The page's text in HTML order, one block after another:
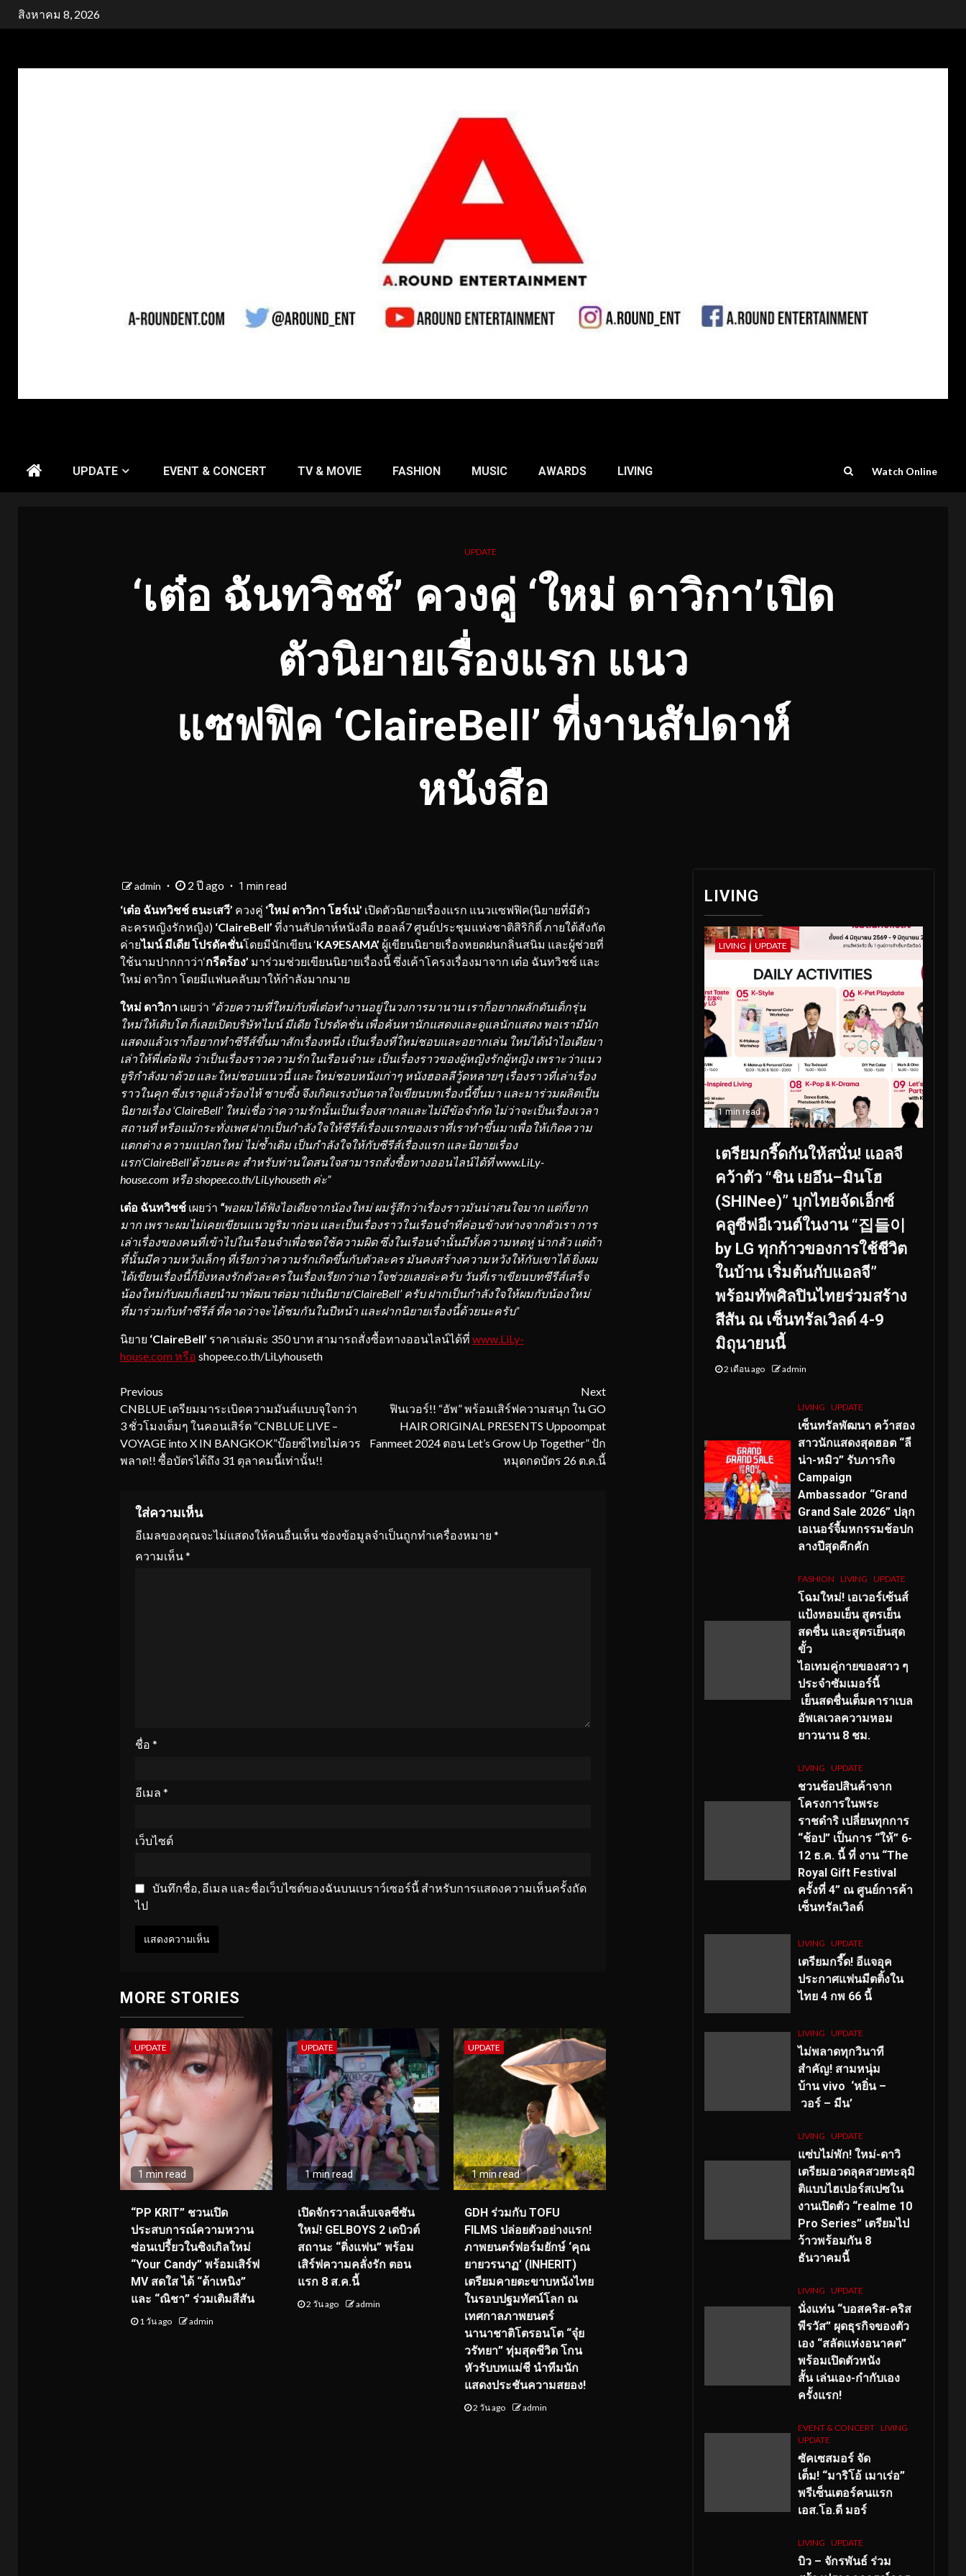
Skipสิงหาคม 8, 2026
UPDATE EVENT & CONCERT TV & MOVIE FASHION MUSIC AWARDS LIVING Watch Online
UPDATE
‘เต๋อ ฉันทวิชช์’ ควงคู่ ‘ใหม่ ดาวิกา’เปิด
ตัวนิยายเรื่องแรก แนว
แซฟฟิค ‘ClaireBell’ ที่งานสัปดาห์
หนังสือ
admin 2 ปี ago 1 min read
‘เต๋อ ฉันทวิชช์ ธนะเสวี’ ควงคู่ ‘ใหม่ ดาวิกา โฮร์เน่’ เปิดตัวนิยายเรื่องแรก แนวแซฟฟิค(นิยายที่มีตัว
ละครหญิงรักหญิง) ‘ClaireBell’ ที่งานสัปดาห์หนังสือ ฮอลล์7 ศูนย์ประชุมแห่งชาติสิริกิติ์ ภายใต้สังกัด
ค่ายไมน์ มีเดีย โปรดัคชั่นโดยมีนักเขียน‘KA9ESAMA’ ผู้เขียนนิยายเรื่องหยดฝนกลิ่นสนิม และผู้ช่วยที่
ใช้นามปากกาว่า‘กรีดร้อง’ มาร่วมช่วยเขียนนิยายเรื่องนี้ ซึ่งเค้าโครงเรื่องมาจาก เต๋อ ฉันทวิชช์ และ
ใหม่ ดาวิกา โดยมีแฟนคลับมาให้กำลังมากมาย
ใหม่ ดาวิกาเผยว่า “ด้วยความที่ใหม่กับพี่เต๋อทำงานอยู่ในวงการมานาน เราก็อยากผลักดันเด็กรุ่น
ใหม่ให้เติบโต ก็เลยเปิดบริษัทไมน์ มีเดีย โปรดัคชั่นเพื่อค้นหานักแสดงและดูแลนักแสดง พอเรามีนัก
แสดงแล้วเราก็อยากทำซีรีส์ขึ้นมาสักเรื่องหนึ่ง เป็นเรื่องที่ใหม่ชอบและอยากเล่น ใหม่ได้นำไอเดียมา
เล่าให้พี่เต๋อฟัง ว่าเป็นเรื่องราวความรักในเรือนจำนะ เป็นเรื่องราวของผู้หญิงรักผู้หญิง เพราะว่าแนว
ยูริกำลังมาด้วย และใหม่ชอบแนวนี้ และใหม่ชอบหนังเก่าๆ หนังฮอลลีวู้ดหลายๆ เรื่องราวที่เล่าเรื่อง
ราวในคุกซึ่งเราดูแล้วร้องไห้ ซาบซึ้งจึงเกิดแรงบันดาลใจเขียนบทเรื่องนี้ขึ้นมา และมาร่วมผลิตเป็น
นิยายเรื่อง‘ClaireBell’ใหม่เชื่อว่าความรักนั้นเป็นเรื่องสากลและไม่มีข้อจำกัด ไม่ว่าจะเป็นเรื่องเวลา
สถานที่ หรือแม้กระทั่งเพศฝากเป็นกำลังใจให้ซีรีส์เรื่องแรกของเราที่เราทำขึ้นมาเพื่อให้เกิดความ
แตกต่าง ความแปลกใหม่ ไม่ซ้ำเดิมเป็นกำลังใจให้กับซีรีส์เรื่องแรก และนิยายเรื่อง
แรก‘ClaireBell’ด้วยนะคะ สำหรับท่านใดสนใจสามารถสั่งซื้อทางออนไลน์ได้ที่www.LiLy-
house.com หรือshopee.co.th/LiLyhousethค่ะ”
เต๋อ ฉันทวิชช์ เผยว่า “พอผมได้ฟังไอเดียจากน้องใหม่ ผมรู้สึกว่าเรื่องราวมันน่าสนใจมาก แต่ก็ยาก
มาก เพราะผมไม่เคยเขียนแนวยูริมาก่อน และเป็นเรื่องราวในเรือนจำที่ค่อนข้างห่างจากตัวเรา การ
เล่าเรื่องของคนที่เข้าไปในเรือนจำเพื่อชดใช้ความผิด ซึ่งในเรือนจำนั้นมีทั้งความหดหู่ น่ากลัว แต่ถ้า
ที่นั้นมีความหวังเล็กๆ ที่เรียกว่าความรักเกิดขึ้นกับตัวละคร มันคงสร้างความหวังให้กับเขาได้ ยิ่งผม
ได้เขียนเรื่องนี้ก็ยิ่งหลงรักตัวละครในเรื่องเรียกว่าเอาใจช่วยเลยล่ะครับ วันที่เราเขียนบทซีรีส์เสร็จ
น้องใหม่กับผมก็เลยนำมาพัฒนาต่อมาเป้นนิยาย‘ClaireBell’ครับ ฝากเป็นกำลังใจให้ผมกับน้องใหม่
ที่มาร่วมกับทำซีรีส์ ที่คาดว่าจะได้ชมกันในปีหน้า และฝากนิยายเรื่องนี้ด้วยนะครับ”
นิยาย ‘ClaireBell’ ราคาเล่มล่ะ 350 บาท สามารถสั่งซื้อทางออนไลน์ได้ที่ www.LiLy-
house.com หรือ shopee.co.th/LiLyhouseth
Continue
Reading
Previous
CNBLUE เตรียมมาระเบิดความมันส์แบบจุใจกว่า
3 ชั่วโมงเต็มๆ ในคอนเสิร์ต “CNBLUE LIVE –
VOYAGE into X IN BANGKOK”บ๊อยซ์ไทยไม่ควร
พลาด!! ซื้อบัตรได้ถึง 31 ตุลาคมนี้เท่านั้น!!
Next
ฟินเวอร์!! “อัพ” พร้อมเสิร์ฟความสนุก ใน GO
HAIR ORIGINAL PRESENTS Uppoompat
Fanmeet 2024 ตอน Let’s Grow Up Together” ปัก
หมุดกดบัตร 26 ต.ค.นี้
ใส่ความเห็น
อีเมลของคุณจะไม่แสดงให้คนอื่นเห็น ช่องข้อมูลจำเป็นถูกทำเครื่องหมาย *
ความเห็น*
ชื่อ *
อีเมล *
เว็บไซต์
บันทึกชื่อ, อีเมล และชื่อเว็บไซต์ของฉันบนเบราว์เซอร์นี้ สำหรับการแสดงความเห็นครั้งถัด
ไป
MORE STORIES
UPDATE
1 min read
“PP KRIT” ชวนเปิด
ประสบการณ์ความหวาน
ซ่อนเปรี้ยวในซิงเกิลใหม่
“Your Candy” พร้อมเสิร์ฟ
MV สดใส ได้ “ต้าเหนิง”
และ “ณิชา” ร่วมเติมสีสัน
1 วัน ago admin
UPDATE
1 min read
เปิดจักรวาลเล็บเจลซีซัน
ใหม่! GELBOYS 2 เดบิวต์
สถานะ “ติ่งแฟน” พร้อม
เสิร์ฟความคลั่งรัก ตอน
แรก 8 ส.ค.นี้
2 วัน ago admin
UPDATE
1 min read
GDH ร่วมกับ TOFU
FILMS ปล่อยตัวอย่างแรก!
ภาพยนตร์ฟอร์มยักษ์ ‘คุณ
ยายวรนาฏ’ (INHERIT)
เตรียมคายตะขาบหนังไทย
ในรอบปฐมทัศน์โลก ณ
เทศกาลภาพยนตร์
นานาชาติโตรอนโต “จุ๋ย
วรัทยา” ทุ่มสุดชีวิต โกน
หัวรับบทแม่ชี นำทีมนัก
แสดงประชันความสยอง!
2 วัน ago admin
LIVING
LIVING UPDATE
1 min read
เตรียมกรี๊ดกันให้สนั่น! แอลจี
คว้าตัว “ชิน เยอึน–มินโฮ
(SHINee)” บุกไทยจัดเอ็กซ์
คลูซีฟอีเวนต์ในงาน “집들이
by LG ทุกก้าวของการใช้ชีวิต
ในบ้าน เริ่มต้นกับแอลจี”
พร้อมทัพศิลปินไทยร่วมสร้าง
สีสัน ณ เซ็นทรัลเวิลด์ 4-9
มิถุนายนนี้
2 เดือน ago admin
LIVING UPDATE
เซ็นทรัลพัฒนา คว้าสอง
สาวนักแสดงสุดฮอต “ลี
น่า-หมิว” รับภารกิจ
Campaign
Ambassador “Grand
Grand Sale 2026” ปลุก
เอเนอร์จี้มหกรรมช้อปก
ลางปีสุดคึกคัก
FASHION LIVING UPDATE
โฉมใหม่! เอเวอร์เซ้นส์
แป้งหอมเย็น สูตรเย็น
สดชื่น และสูตรเย็นสุด
ขั้ว
ไอเทมคู่กายของสาว ๆ
ประจำซัมเมอร์นี้
เย็นสดชื่นเต็มคาราเบล
อัพเลเวลความหอม
ยาวนาน 8 ชม.
LIVING UPDATE
ชวนช้อปสินค้าจาก
โครงการในพระ
ราชดำริ เปลี่ยนทุกการ
“ช้อป” เป็นการ “ให้” 6-
12 ธ.ค. นี้ ที่ งาน “The
Royal Gift Festival
ครั้งที่ 4” ณ ศูนย์การค้า
เซ็นทรัลเวิลด์
LIVING UPDATE
เตรียมกรี๊ด! อีแจอุค
ประกาศแฟนมีตติ้งใน
ไทย 4 กพ 66 นี้
LIVING UPDATE
ไม่พลาดทุกวินาที
สำคัญ! สามหนุ่ม
บ้าน vivo ‘หยิ่น –
วอร์ – มีน’
LIVING UPDATE
แซ่บไม่พัก! ใหม่-ดาวิ
เตรียมอวดลุคสวยทะลุมิ
ติแบบไฮเปอร์สเปซใน
งานเปิดตัว “realme 10
Pro Series” เตรียมไป
ว้าวพร้อมกัน 8
ธันวาคมนี้
LIVING UPDATE
นั่งแท่น “บอสคริส-คริส
พีรวัส” ผุดธุรกิจของตัว
เอง “สลัดแห่งอนาคต”
พร้อมเปิดตัวหนัง
สั้น เล่นเอง-กำกับเอง
ครั้งแรก!
EVENT & CONCERT LIVING
UPDATE
ซัคเซสมอร์ จัด
เต็ม! “มาริโอ้ เมาเร่อ”
พรีเซ็นเตอร์คนแรก
เอส.โอ.ดี มอร์
LIVING UPDATE
บิว – จักรพันธ์ ร่วม